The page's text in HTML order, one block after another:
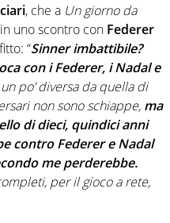
, che a Un giorno da
uno scontro con Federer
“Sinner imbattibile?
con i Federer, i Nadal e
po’ diversa da quella di
non sono schiappe, ma
di dieci, quindici anni
contro Federer e Nadal
me perderebbe.
per il gioco a rete,